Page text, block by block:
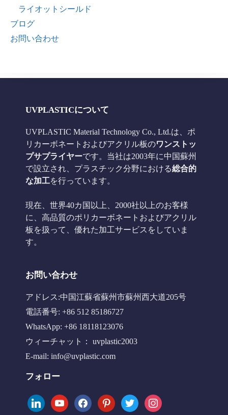
ライオットシールド
ブログ
お問い合わせ
UVPLASTICについて
UVPLASTIC Material Technology Co., Ltd.は、ポ
リカーボネートおよびアクリル板のワンストッ
プサプライヤーです。当社は2003年に中国蘇州
で設立され、プラスチック分野における総合的
な加工を行っています。
現在、世界40カ国以上、2000社以上のお客様
に、高品質のポリカーボネートおよびアクリル
板を扱って、優れた加工サービスをしていま
す。
お問い合わせ
アドレス:中国江蘇省蘇州市蘇州西大道205号
電話番号: +86 512 85186727
WhatsApp: +86 18118123076
ウィーチャット： uvplastic2003
E-mail: info@uvplastic.com
フォロー
linkedinyoutubefacebookpinteresttwitter instagram